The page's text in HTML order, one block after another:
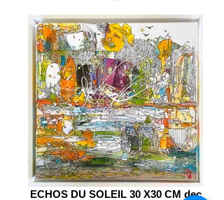
ECHOS DU SOLEIL 30 X30 CM dec